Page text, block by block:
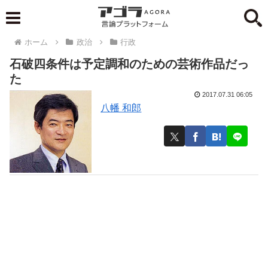
ホーム 政治 行政
石破四条件は予定調和のための芸術作品だっ
た
八幡 和郎
2017.07.31 06:05